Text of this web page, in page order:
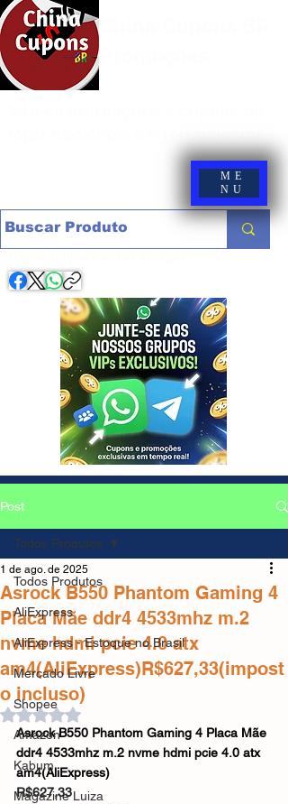
ME
NU
Post
Todos Produtos
AliExpress
AliExpress - Estoque no Brasil
Mercado Livre
Shopee
Amazon
Kabum
Magazine Luiza
Todos Produtos
Asrock B550 Phantom Gaming 4
Placa Mãe ddr4 4533mhz m.2
nvme hdmi pcie 4.0 atx
am4(AliExpress)R$627,33(impost
o incluso)
1 de ago. de 2025
Avaliado com NaN de 5 estrelas.
Asrock B550 Phantom Gaming 4 Placa Mãe
ddr4 4533mhz m.2 nvme hdmi pcie 4.0 atx
am4(AliExpress)
R$627,33